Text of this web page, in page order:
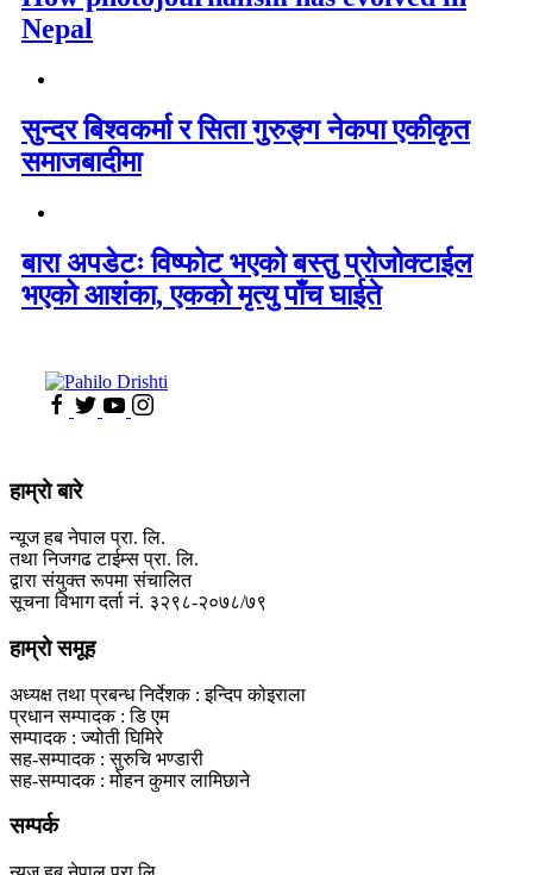
Nepal
सुन्दर बिश्वकर्मा र सिता गुरुङ्ग नेकपा एकीकृत
समाजबादीमा
बारा अपडेटः विष्फोट भएको बस्तु प्रोजोक्टाईल
भएको आशंका, एकको मृत्यु पाँच घाईते
हाम्रो बारे
न्यूज हब नेपाल प्रा. लि.
तथा निजगढ टाईम्स प्रा. लि.
द्वारा संयुक्त रूपमा संचालित
सूचना विभाग दर्ता नं. ३२९८-२०७८/७९
हाम्रो समूह
अध्यक्ष तथा प्रबन्ध निर्देशक : इन्दिप कोइराला
प्रधान सम्पादक : डि एम
सम्पादक : ज्योती घिमिरे
सह-सम्पादक : सुरुचि भण्डारी
सह-सम्पादक : मोहन कुमार लामिछाने
सम्पर्क